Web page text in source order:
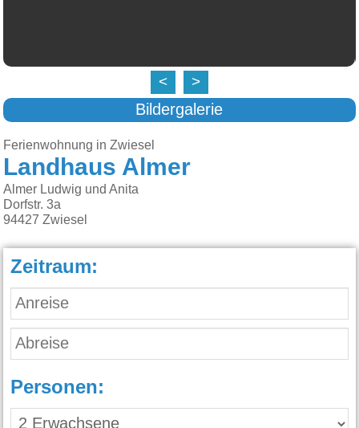
< >
Bildergalerie
Ferienwohnung in Zwiesel
Landhaus Almer
Almer Ludwig und Anita
Dorfstr. 3a
94427 Zwiesel
Zeitraum:
Personen: